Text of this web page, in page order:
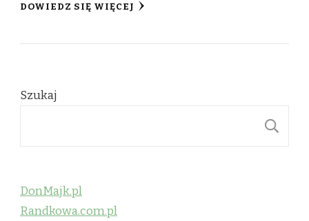
DOWIEDZ SIĘ WIĘCEJ
Szukaj
DonMajk.pl
Randkowa.com.pl